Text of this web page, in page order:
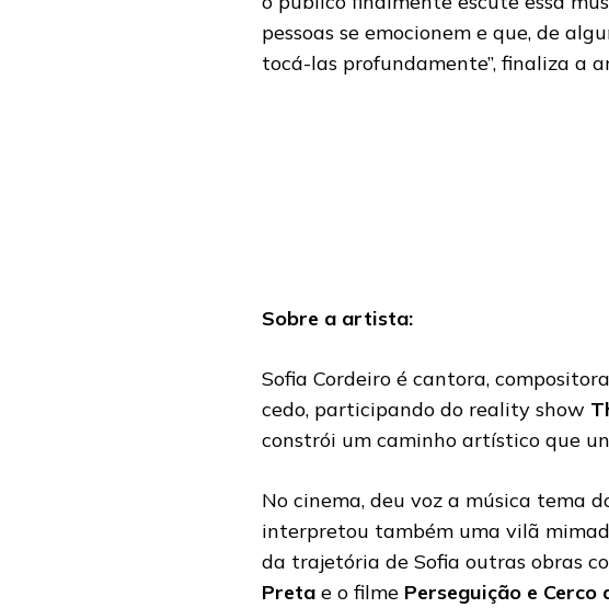
pessoas se emocionem e que, de
tocá-las profundamente”, finaliza a
Sobre a artista:
Sofia Cordeiro é cantora,
cedo, participando do reality show
constrói um caminho artístico que
No cinema, deu voz a música tema
interpretou também uma vilã
da trajetória de Sofia outras obras
Preta e o filme Perseguição e Cerco